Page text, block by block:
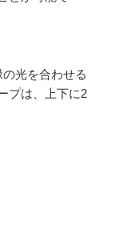
光を合わせる
プは、上下に2